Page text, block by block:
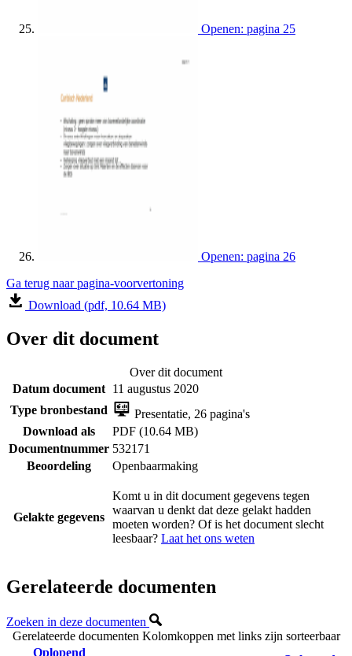
Openen: pagina 25
Openen: pagina 26
Ga terug naar pagina-voorvertoning
Download (pdf, 10.64 MB)
Over dit document
Over dit document
Datum document 11 augustus 2020
Type bronbestand
Presentatie, 26 pagina's
Download als
PDF (10.64 MB)
Documentnummer 532171
Beoordeling
Openbaarmaking
Gelakte gegevens
Komt u in dit document gegevens tegen
waarvan u denkt dat deze gelakt hadden
moeten worden? Of is het document slecht
leesbaar? Laat het ons weten
Gerelateerde documenten
Zoeken in deze documenten
Gerelateerde documenten Kolomkoppen met links zijn sorteerbaar
Oplopend